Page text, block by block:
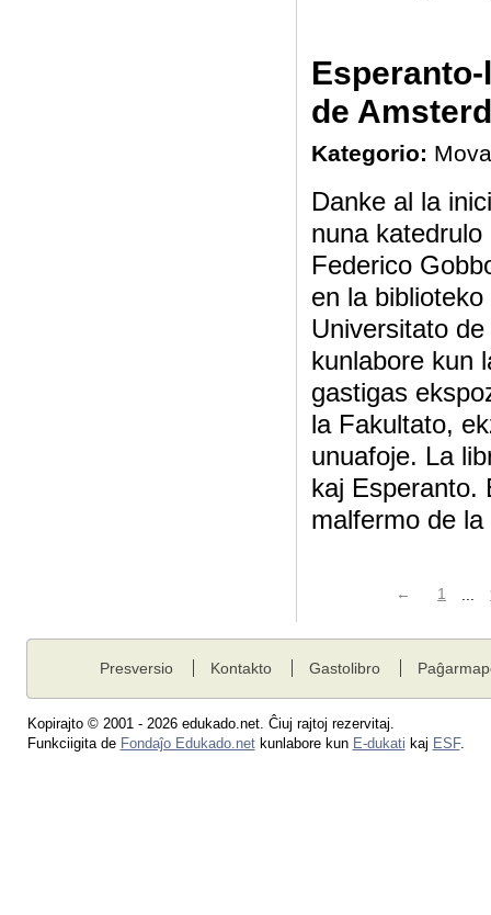
de
Kategorio:
Danke al la
nuna
Federico
en la
Universitato
kunlabore kun
gastigas
la Fakultato,
unuafoje. La
kaj Esperanto.
malfermo de
← 1
Presversio Kontakto Gastolibro
Kopirajto © 2001 - 2026 edukado.net. Ĉiuj rajtoj rezervitaj.
Funkciigita de Fondaĵo Edukado.netkunlabore kun E-dukati kaj ESF.